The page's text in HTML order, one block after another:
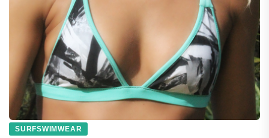
SURFSWIMWEAR